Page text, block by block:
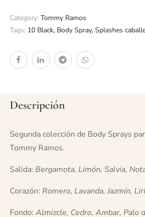
Category: Tommy Ramos
Tags: 10 Black, Body Spray, Splashes
Descripción
Segunda colección de Body Sprays
Tommy Ramos.
Salida: Bergamota, Limón, Salvia,
Corazón: Romero, Lavanda, Jazmín,
Fondo: Almizcle, Cedro, Ambar, Palo